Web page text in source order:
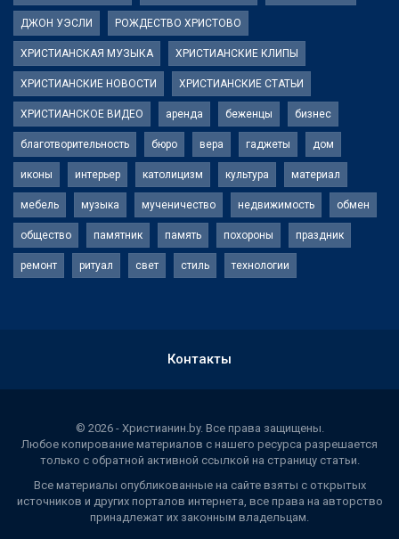
ДЖОН УЭСЛИ РОЖДЕСТВО ХРИСТОВО
ХРИСТИАНСКАЯ МУЗЫКА ХРИСТИАНСКИЕ КЛИПЫ
ХРИСТИАНСКИЕ НОВОСТИ ХРИСТИАНСКИЕ СТАТЬИ
ХРИСТИАНСКОЕ ВИДЕО аренда беженцы бизнес
благотворительность бюро вера гаджеты дом
иконы интерьер католицизм культура материал
мебель музыка мученичество недвижимость обмен
общество памятник память похороны праздник
ремонт ритуал свет стиль технологии
Контакты
© 2026 - Христианин.by. Все права защищены.
Любое копирование материалов с нашего ресурса разрешается
только с обратной активной ссылкой на страницу статьи.
Все материалы опубликованные на сайте взяты с открытых
источников и других порталов интернета, все права на авторство
принадлежат их законным владельцам.